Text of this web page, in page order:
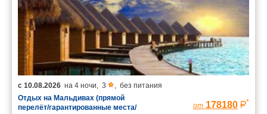
с 10.08.2026 на 4 ночи 3
без питания
Отдых на Мальдивах (прямой
перелёт/гарантированные места/
от 178180 *